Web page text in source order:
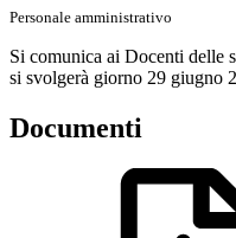
Personale amministrativo
Si comunica ai Docenti delle
si svolgerà giorno 29 giugno
Documenti